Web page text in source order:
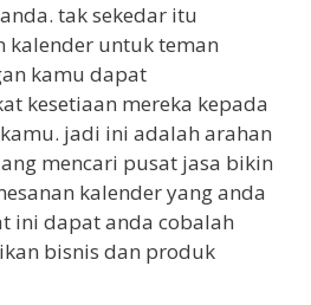
tak sekedar itu
kalender untuk teman
kamu dapat
kesetiaan mereka kepada
jadi ini adalah arahan
mencari pusat jasa bikin
kalender yang anda
ini dapat anda cobalah
bisnis dan produk